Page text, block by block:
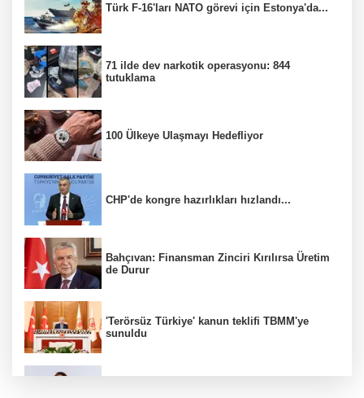
Türk F-16'ları NATO görevi için Estonya'da...
71 ilde dev narkotik operasyonu: 844
tutuklama
100 Ülkeye Ulaşmayı Hedefliyor
CHP'de kongre hazırlıkları hızlandı...
Bahçıvan: Finansman Zinciri Kırılırsa Üretim
de Durur
'Terörsüz Türkiye' kanun teklifi TBMM'ye
sunuldu